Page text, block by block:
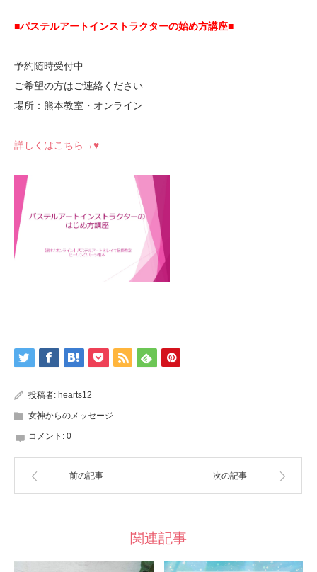
■パステルアートインストラクターの始め方講座■
予約随時受付中
ご希望の方はご連絡ください
場所：熊本教室・オンライン
詳しくはこちら→♥
投稿者: hearts12
女神からのメッセージ
コメント: 0
前の記事 次の記事
関連記事